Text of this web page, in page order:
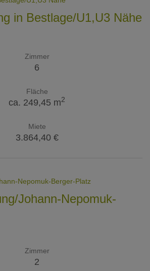
in Bestlage/U1,U3 Nähe
Zimmer
6
Fläche
ca. 249,45 m2
Miete
3.864,40 €
Johann-Nepomuk-
Zimmer
2